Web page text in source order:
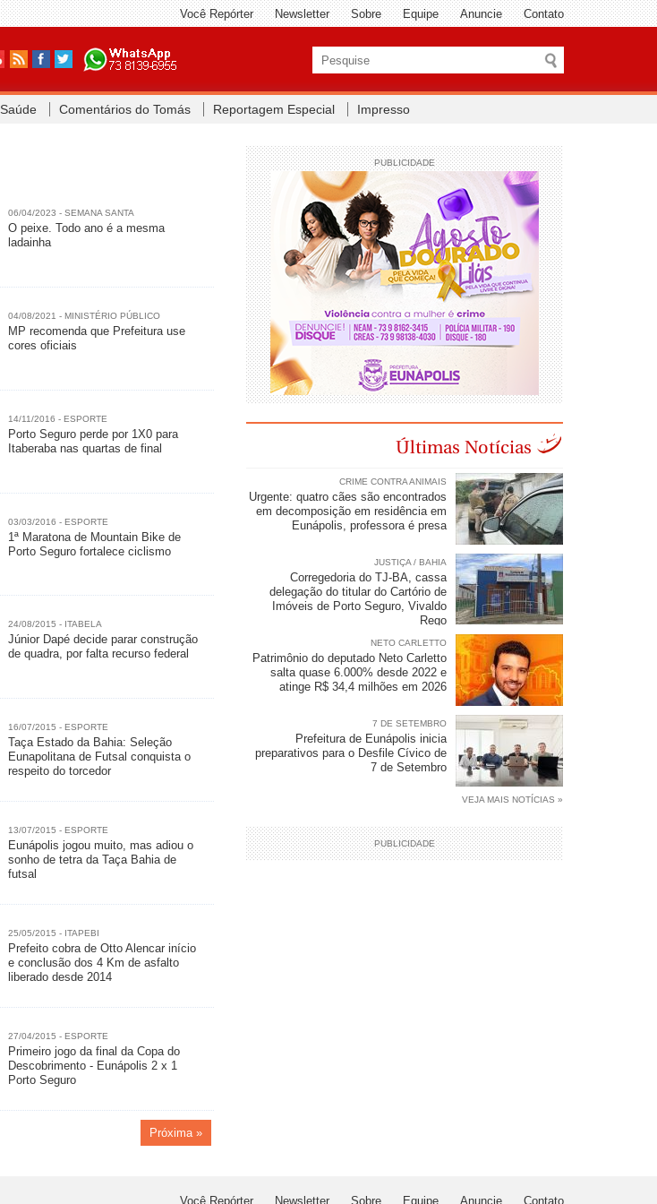
Você Repórter Newsletter Sobre Equipe Anuncie Contato
Saúde Comentários do Tomás Reportagem Especial Impresso
06/04/2023 - SEMANA SANTA
O peixe. Todo ano é a mesma
ladainha
04/08/2021 - MINISTÉRIO PÚBLICO
MP recomenda que Prefeitura use
cores oficiais
14/11/2016 - ESPORTE
Porto Seguro perde por 1X0 para
Itaberaba nas quartas de final
03/03/2016 - ESPORTE
1ª Maratona de Mountain Bike de
Porto Seguro fortalece ciclismo
24/08/2015 - ITABELA
Júnior Dapé decide parar construção
de quadra, por falta recurso federal
16/07/2015 - ESPORTE
Taça Estado da Bahia: Seleção
Eunapolitana de Futsal conquista o
respeito do torcedor
13/07/2015 - ESPORTE
Eunápolis jogou muito, mas adiou o
sonho de tetra da Taça Bahia de
futsal
25/05/2015 - ITAPEBI
Prefeito cobra de Otto Alencar início
e conclusão dos 4 Km de asfalto
liberado desde 2014
27/04/2015 - ESPORTE
Primeiro jogo da final da Copa do
Descobrimento - Eunápolis 2 x 1
Porto Seguro
Próxima »
PUBLICIDADE
Últimas Notícias
CRIME CONTRA ANIMAIS
Urgente: quatro cães são encontrados
em decomposição em residência em
Eunápolis, professora é presa
JUSTIÇA / BAHIA
Corregedoria do TJ-BA, cassa
delegação do titular do Cartório de
Imóveis de Porto Seguro, Vivaldo
Rego
NETO CARLETTO
Patrimônio do deputado Neto Carletto
salta quase 6.000% desde 2022 e
atinge R$ 34,4 milhões em 2026
7 DE SETEMBRO
Prefeitura de Eunápolis inicia
preparativos para o Desfile Cívico de
7 de Setembro
VEJA MAIS NOTÍCIAS »
PUBLICIDADE
Você Repórter Newsletter Sobre Equipe Anuncie Contato